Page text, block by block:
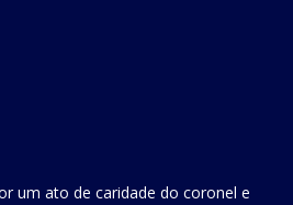
um ato de caridade do coronel e